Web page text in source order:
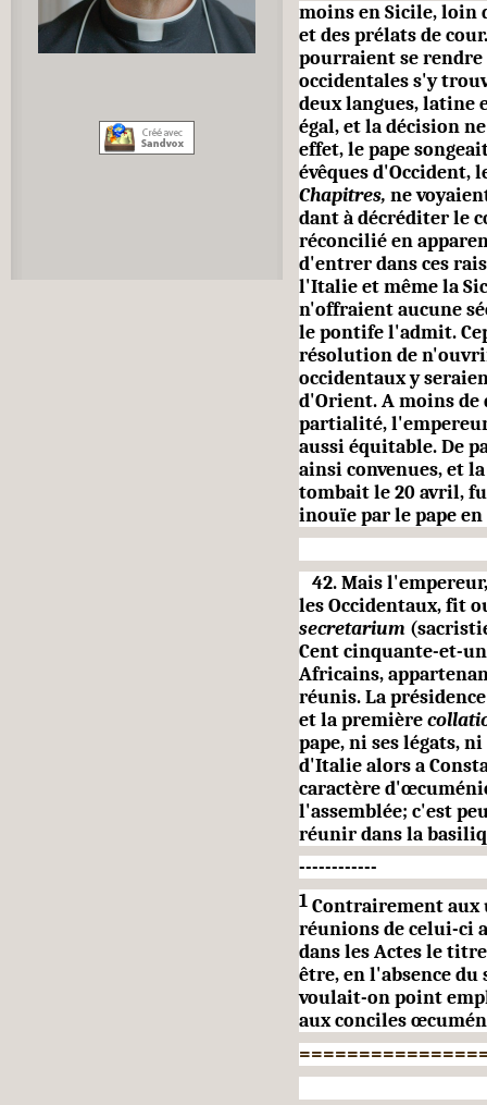
moins en Sicile, loin
et des prélats de
pourraient se rendre
occidentales s'y
deux langues, latine
égal, et la décision
effet, le pape
évêques d'Occident,
Chapitres, ne
dant à décréditer le
réconcilié en
d'entrer dans ces
l'Italie et même la
n'offraient aucune
le pontife l'admit.
résolution de
occidentaux y
d'Orient. A moins de
partialité,
aussi équitable. De
ainsi convenues, et
tombait le 20 avril,
inouïe par le pape
42. Mais
les Occidentaux, fit
secretarium
Cent cinquante-et-
Africains,
réunis. La
et la première
pape, ni ses légats,
d'Italie alors a
caractère
l'assemblée; c'est
réunir dans la
------------
1Contrairement aux
réunions de celui-ci
dans les Actes le
être, en l'absence du
voulait-on point
aux conciles